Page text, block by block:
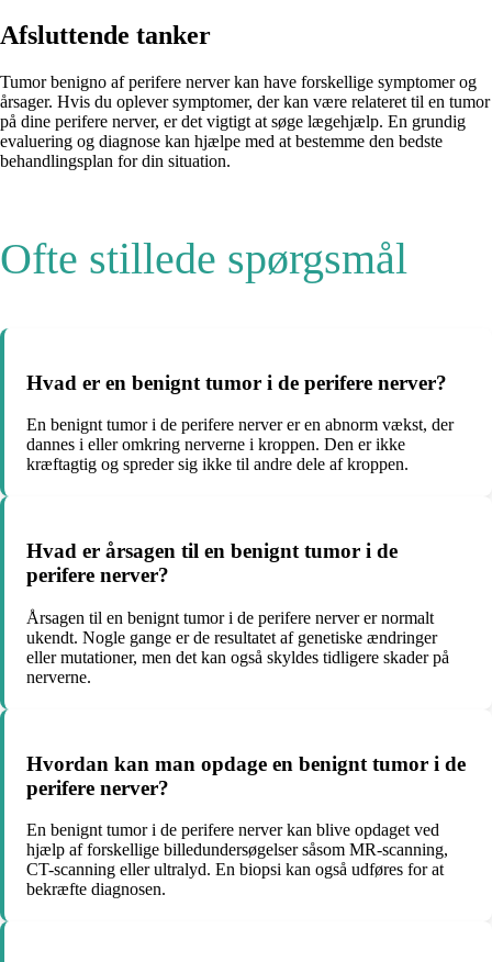
Afsluttende tanker
Tumor benigno af perifere nerver kan have forskellige symptomer og
årsager. Hvis du oplever symptomer, der kan være relateret til en tumor
på dine perifere nerver, er det vigtigt at søge lægehjælp. En grundig
evaluering og diagnose kan hjælpe med at bestemme den bedste
behandlingsplan for din situation.
Ofte stillede spørgsmål
Hvad er en benignt tumor i de perifere nerver?
En benignt tumor i de perifere nerver er en abnorm vækst, der
dannes i eller omkring nerverne i kroppen. Den er ikke
kræftagtig og spreder sig ikke til andre dele af kroppen.
Hvad er årsagen til en benignt tumor i de
perifere nerver?
Årsagen til en benignt tumor i de perifere nerver er normalt
ukendt. Nogle gange er de resultatet af genetiske ændringer
eller mutationer, men det kan også skyldes tidligere skader på
nerverne.
Hvordan kan man opdage en benignt tumor i de
perifere nerver?
En benignt tumor i de perifere nerver kan blive opdaget ved
hjælp af forskellige billedundersøgelser såsom MR-scanning,
CT-scanning eller ultralyd. En biopsi kan også udføres for at
bekræfte diagnosen.